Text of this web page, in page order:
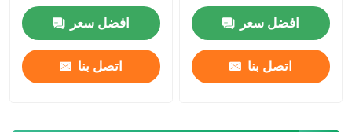
افضل سعر
اتصل بنا
افضل سعر
اتصل بنا